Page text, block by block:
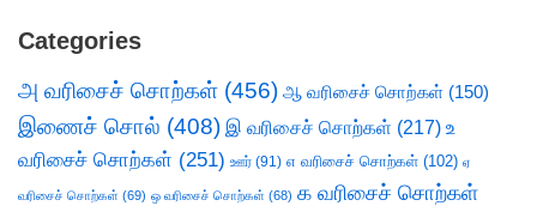
Categories
அ வரிசைச் சொற்கள் (456) ஆ வரிசைச் சொற்கள் (150)
இணைச் சொல் (408) இ வரிசைச் சொற்கள் (217) உ
வரிசைச் சொற்கள் (251) ஊர் (91) எ வரிசைச் சொற்கள் (102) ஏ
வரிசைச் சொற்கள் (69) ஒ வரிசைச் சொற்கள் (68) க வரிசைச் சொற்கள்